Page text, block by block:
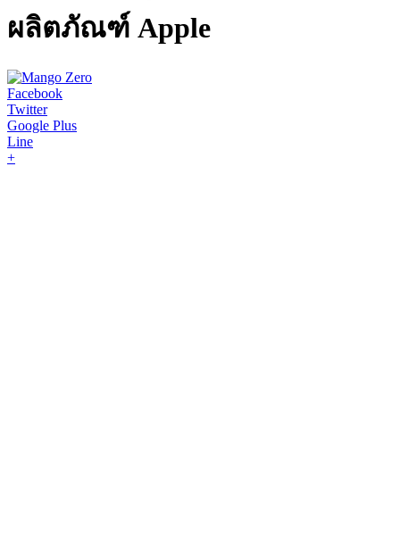
ผลิตภัณฑ์ Apple
Facebook
Twitter
Google Plus
Line
+